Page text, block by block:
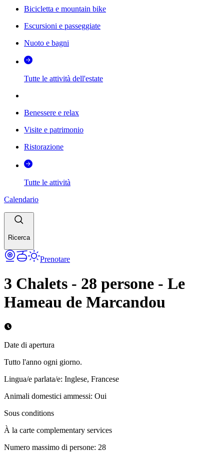
Bicicletta e mountain bike
Escursioni e passeggiate
Nuoto e bagni
Tutte le attività dell'estate
Benessere e relax
Visite e patrimonio
Ristorazione
Tutte le attività
Calendario
Ricerca
Prenotare
3 Chalets - 28 persone - Le
Hameau de Marcandou
Date di apertura
Tutto l'anno ogni giorno.
Lingua/e parlata/e: Inglese, Francese
Animali domestici ammessi: Oui
Sous conditions
À la carte complementary services
Numero massimo di persone: 28